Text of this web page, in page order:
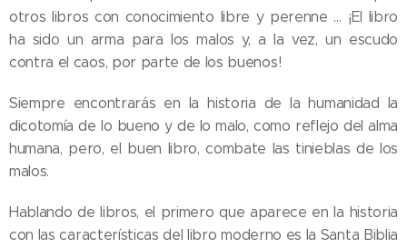
otros libros con conocimiento libre y perenne … ¡El libro
ha sido un arma para los malos y, a la vez, un escudo
contra el caos, por parte de los buenos!
Siempre encontrarás en la historia de la humanidad la
dicotomía de lo bueno y de lo malo, como reflejo del alma
humana, pero, el buen libro, combate las tinieblas de los
malos.
Hablando de libros, el primero que aparece en la historia
con las características del libro moderno es la Santa Biblia